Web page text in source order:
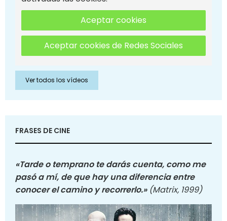
Aceptar cookies
Aceptar cookies de Redes Sociales
Ver todos los vídeos
FRASES DE CINE
«Tarde o temprano te darás cuenta, como me
pasó a mí, de que hay una diferencia entre
conocer el camino y recorrerlo.» (Matrix, 1999)